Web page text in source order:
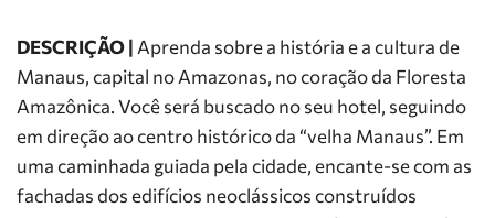
DESCRIÇÃO | Aprenda sobre a história e a cultura de
Manaus, capital no Amazonas, no coração da Floresta
Amazônica. Você será buscado no seu hotel, seguindo
em direção ao centro histórico da “velha Manaus”. Em
uma caminhada guiada pela cidade, encante-se com as
fachadas dos edifícios neoclássicos construídos